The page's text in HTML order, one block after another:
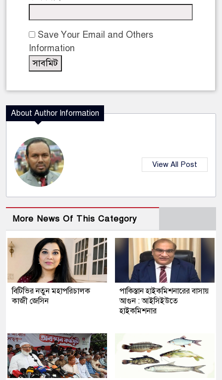
Save Your Email and Others
Information
About Author Information
View All Post
More News Of This Category
বিটিভির নতুন মহাপরিচালক
কাজী জেসিন
পাকিস্তান হাইকমিশনারের বাসায়
আগুন : আইসিইউতে
হাইকমিশনার